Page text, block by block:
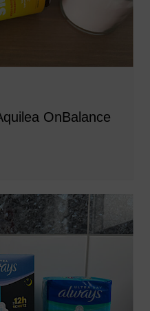
OnBalance